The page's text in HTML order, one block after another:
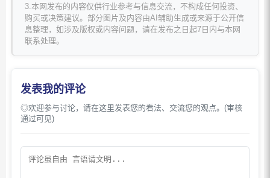
3.本网发布的内容仅供行业参考与信息交流，不构成任何投资、
购买或决策建议。部分图片及内容由AI辅助生成或来源于公开信
息整理，如涉及版权或内容问题，请在发布之日起7日内与本网
联系处理。
发表我的评论
◎欢迎参与讨论，请在这里发表您的看法、交流您的观点。(审核
通过可见)